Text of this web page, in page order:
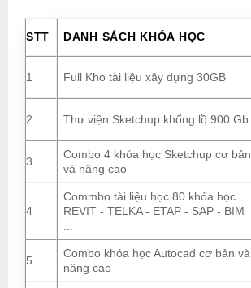
STT DANH SÁCH KHÓA HỌC
1 Full Kho tài liệu xây dựng 30GB
2 Thư viện Sketchup khổng lồ 900 Gb
3
Combo 4 khóa học Sketchup cơ bản
và nâng cao
4
Commbo tài liệu học 80 khóa học
REVIT - TELKA - ETAP - SAP - BIM
...
5
Combo khóa học Autocad cơ bản và
nâng cao